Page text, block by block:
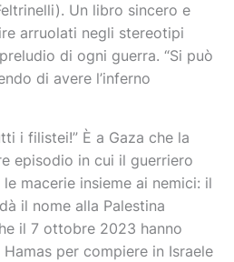
Un libro sincero e
arruolati negli stereotipi
di ogni guerra. “Si può
di avere l’inferno
i filistei!” È a Gaza che la
episodio in cui il guerriero
macerie insieme ai nemici: il
il nome alla Palestina
il 7 ottobre 2023 hanno
per compiere in Israele